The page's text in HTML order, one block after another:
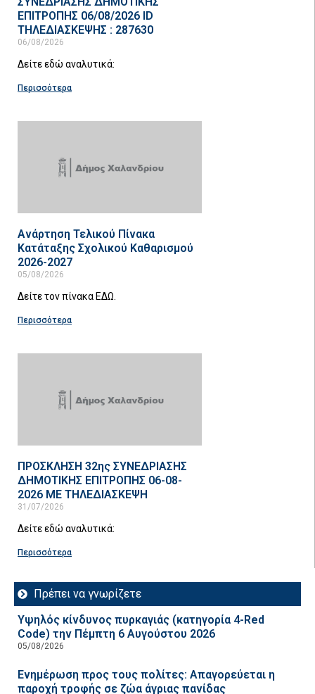
ΕΠΙΤΡΟΠΗΣ 06/08/2026 ID
ΤΗΛΕΔΙΑΣΚΕΨΗΣ : 287630
06/08/2026
Δείτε εδώ αναλυτικά:
Περισσότερα
Ανάρτηση Τελικού Πίνακα
Κατάταξης Σχολικού Καθαρισμού
2026-2027
05/08/2026
Δείτε τον πίνακα ΕΔΩ.
Περισσότερα
ΠΡΟΣΚΛΗΣΗ 32ης ΣΥΝΕΔΡΙΑΣΗΣ
ΔΗΜΟΤΙΚΗΣ ΕΠΙΤΡΟΠΗΣ 06-08-
2026 ΜΕ ΤΗΛΕΔΙΑΣΚΕΨΗ
31/07/2026
Δείτε εδώ αναλυτικά:
Περισσότερα
Πρέπει να γνωρίζετε
Υψηλός κίνδυνος πυρκαγιάς (κατηγορία 4-Red
Code) την Πέμπτη 6 Αυγούστου 2026
05/08/2026
Ενημέρωση προς τους πολίτες: Απαγορεύεται η
παροχή τροφής σε ζώα άγριας πανίδας